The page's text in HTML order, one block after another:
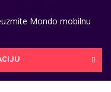
Mondo mobilnu